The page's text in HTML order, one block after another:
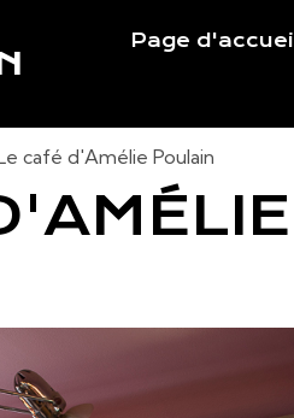
Page d'accueil
café d'Amélie Poulain